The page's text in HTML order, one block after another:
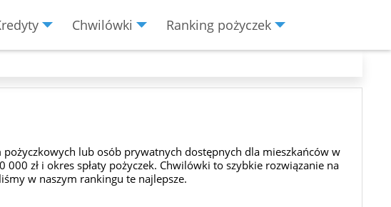
Chwilówki Ranking pożyczek
lub osób prywatnych dostępnych dla mieszkańców w
zł i okres spłaty pożyczek. Chwilówki to szybkie rozwiązanie na
w naszym rankingu te najlepsze.